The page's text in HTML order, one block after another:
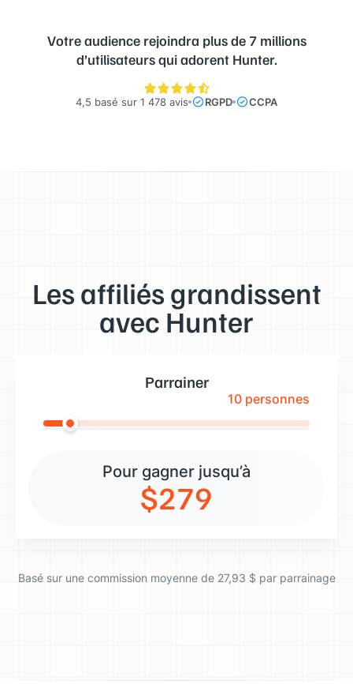
Votre audience rejoindra plus de 7 millions
d’utilisateurs qui adorent Hunter.
4,5 basé sur 1 478 avis RGPD CCPA
Les affiliés grandissent
avec Hunter
Parrainer
10 personnes
Pour gagner jusqu’à
$279
Basé sur une commission moyenne de 27,93 $ par parrainage